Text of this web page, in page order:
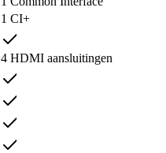
1 CI+
4 HDMI aansluitingen